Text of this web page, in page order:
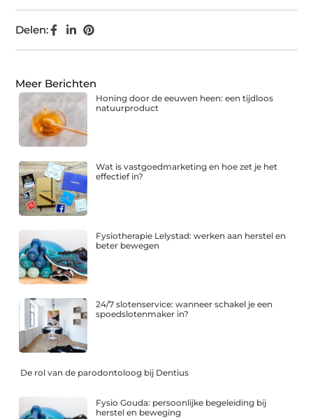
Delen:
Meer Berichten
Honing door de eeuwen heen: een tijdloos
natuurproduct
Wat is vastgoedmarketing en hoe zet je het
effectief in?
Fysiotherapie Lelystad: werken aan herstel en
beter bewegen
24/7 slotenservice: wanneer schakel je een
spoedslotenmaker in?
De rol van de parodontoloog bij Dentius
Fysio Gouda: persoonlijke begeleiding bij
herstel en beweging